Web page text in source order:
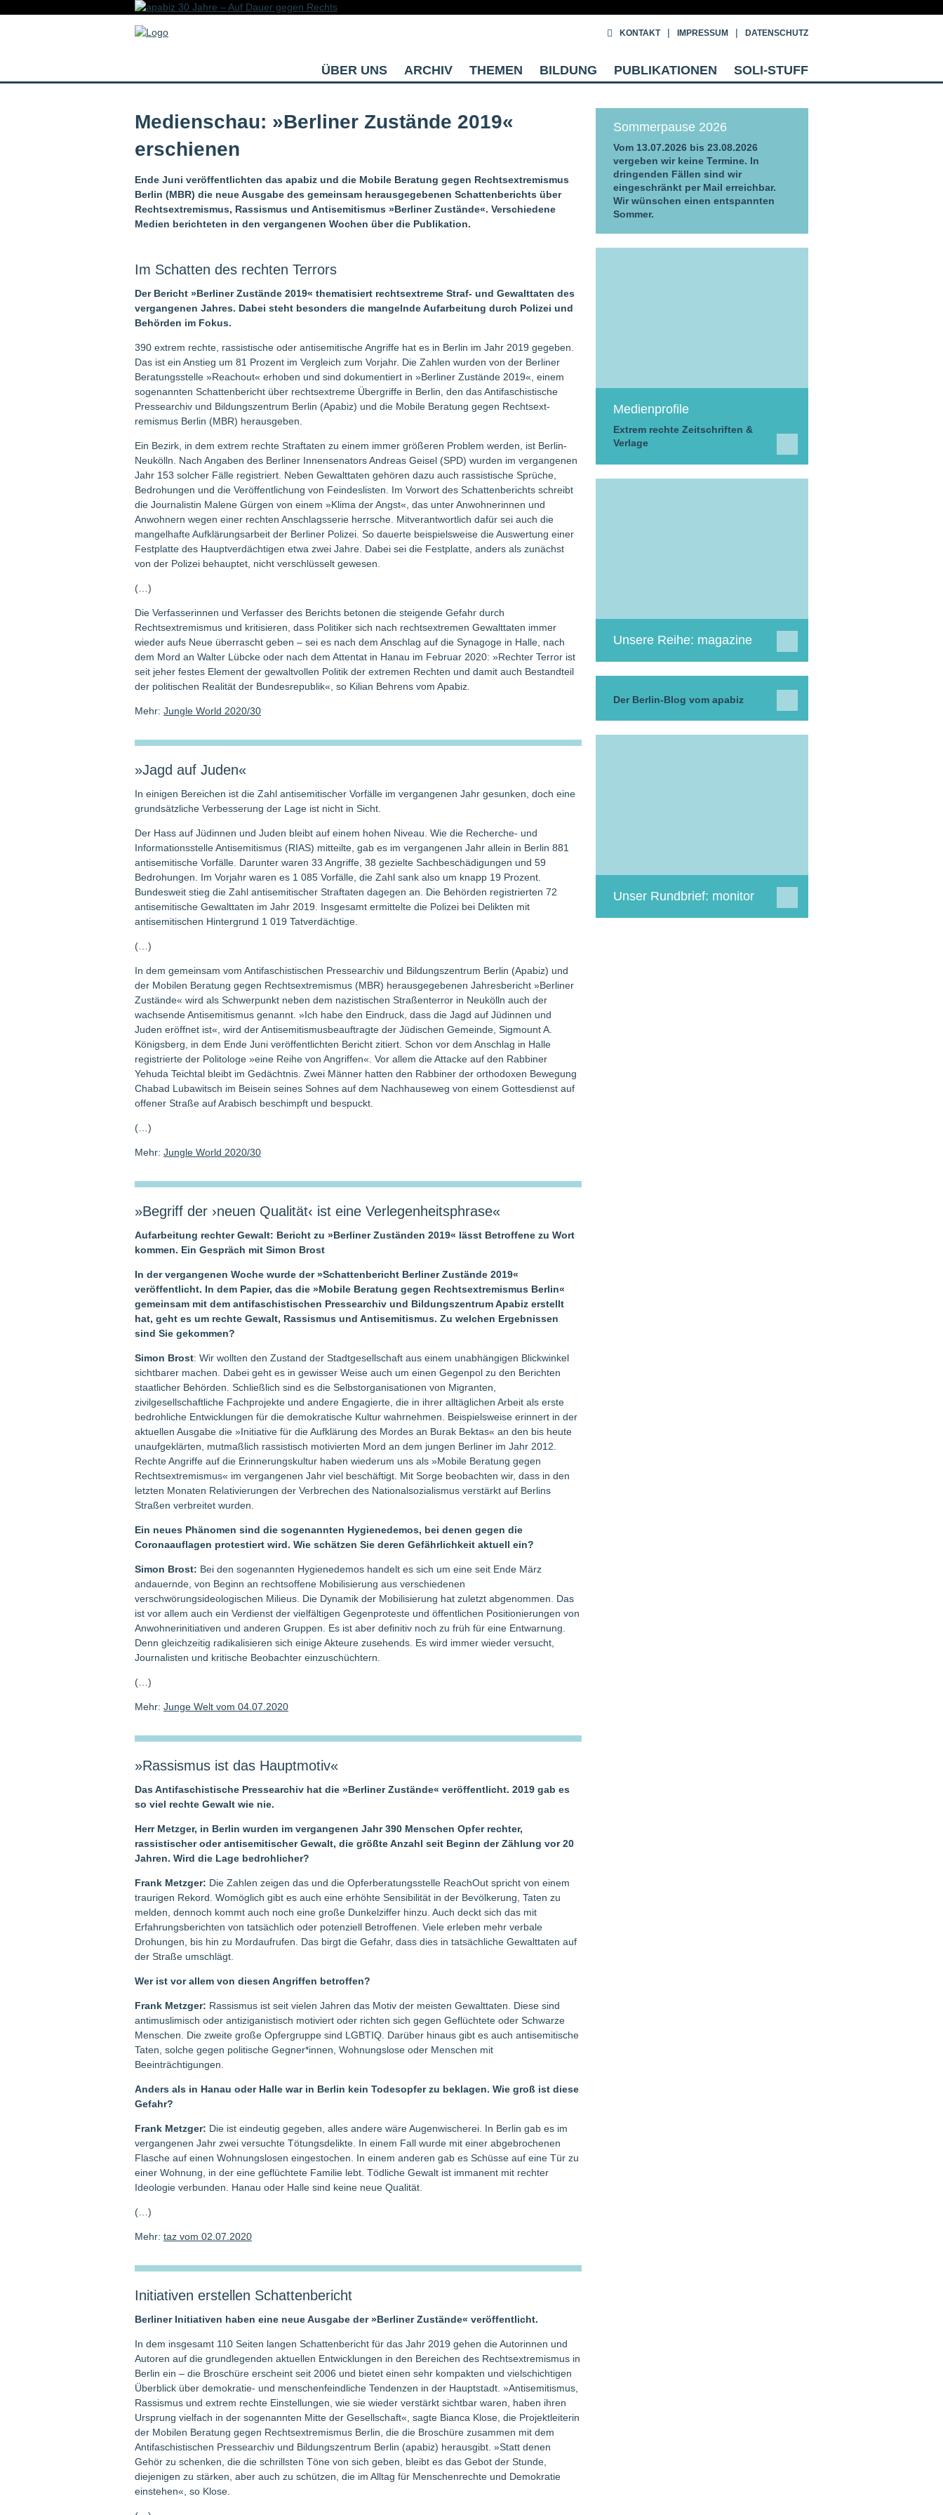
ÜBER UNS ARCHIV THEMEN BILDUNG PUBLIKATIONEN SOLI-STUFF
KONTAKT IMPRESSUM DATENSCHUTZ
Medienschau: »Berliner Zustände 2019«
erschienen
Ende Juni veröffentlichten das apabiz und die Mobile Beratung gegen Rechtsextremismus
Berlin (MBR) die neue Ausgabe des gemeinsam herausgegebenen Schattenberichts über
Rechtsextremismus, Rassismus und Antisemitismus »Berliner Zustände«. Verschiedene
Medien berichteten in den vergangenen Wochen über die Publikation.
Im Schatten des rechten Terrors
Der Bericht »Berliner Zustände 2019« thematisiert rechtsextreme Straf- und Gewalttaten des
vergangenen Jahres. Dabei steht besonders die mangelnde Aufarbeitung durch Polizei und
Behörden im Fokus.
390 extrem rechte, rassistische oder antisemitische Angriffe hat es in Berlin im Jahr 2019 gegeben.
Das ist ein Anstieg um 81 Prozent im Vergleich zum Vorjahr. Die Zahlen wurden von der Berliner
Beratungsstelle »Reachout« erhoben und sind dokumentiert in »Berliner Zustände 2019«, einem
sogenannten Schattenbericht über rechts­extreme Übergriffe in Berlin, den das Antifaschistische
Pressearchiv und ­Bildungszentrum Berlin (Apabiz) und die Mobile Beratung gegen Rechtsext­
remismus Berlin (MBR) herausgeben.
Ein Bezirk, in dem extrem rechte Straftaten zu einem immer größeren Problem werden, ist Berlin-
Neukölln. Nach Angaben des Berliner Innensenators Andreas Geisel (SPD) wurden im vergangenen
Jahr 153 solcher Fälle ­registriert. Neben Gewalttaten gehören dazu auch rassistische Sprüche,
Bedrohungen und die Veröffentlichung von Feindeslisten. Im Vorwort des Schattenberichts schreibt
die Journalistin Malene Gürgen von einem »Klima der Angst«, das unter Anwohnerinnen und
Anwohnern wegen einer rechten Anschlagsserie herrsche. Mitverantwortlich dafür sei auch die
mangelhafte Aufklärungsarbeit der Berliner Polizei. So dauerte beispielsweise die Auswertung einer
Festplatte des Hauptverdächtigen etwa zwei Jahre. Dabei sei die Festplatte, anders als zunächst
von der Polizei behauptet, nicht verschlüsselt gewesen.
(…)
Die Verfasserinnen und Verfasser des Berichts betonen die steigende ­Gefahr durch
Rechtsextremismus und kritisieren, dass Politiker sich nach rechtsextremen Gewalttaten immer
wieder aufs Neue überrascht geben – sei es nach dem Anschlag auf die Synagoge in Halle, nach
dem Mord an Walter Lübcke oder nach dem Attentat in Hanau im Februar 2020: »Rechter Terror ist
seit jeher festes Element der gewaltvollen Politik der extremen Rechten und damit auch Bestandteil
der politischen Realität der Bundes­republik«, so Kilian Behrens vom Apabiz.
Mehr: Jungle World 2020/30
»Jagd auf Juden«
In einigen Bereichen ist die Zahl antisemitischer Vorfälle im vergangenen Jahr gesunken, doch eine
grundsätzliche Verbesserung der Lage ist nicht in Sicht.
Der Hass auf Jüdinnen und Juden bleibt auf einem hohen Niveau. Wie die Recherche- und
Informationsstelle Antisemitismus (RIAS) mitteilte, gab es im vergangenen Jahr allein in Berlin 881
antisemitische Vorfälle. Darunter waren 33 Angriffe, 38 gezielte Sach­beschädigungen und 59
Bedrohungen. Im Vorjahr waren es 1 085 Vorfälle, die Zahl sank also um knapp 19 Prozent.
Bundesweit stieg die Zahl antisemitischer Straftaten dagegen an. Die Behörden registrierten 72
antisemitische Gewalttaten im Jahr 2019. Insgesamt ermittelte die Polizei bei Delikten mit
antisemitischen Hintergrund 1 019 Tatverdächtige.
(…)
In dem gemeinsam vom Antifaschistischen Pressearchiv und Bildungszentrum Berlin (Apabiz) und
der Mobilen Beratung gegen Rechtsextremismus (MBR) herausgegebenen Jahresbericht »Berliner
Zustände« wird als Schwerpunkt neben dem nazistischen Straßenterror in Neukölln auch der
wachsende Antisemitismus genannt. »Ich habe den Eindruck, dass die Jagd auf Jüdinnen und
Juden eröffnet ist«, wird der Antisemitismusbeauftragte der Jüdischen Gemeinde, Sigmount A.
Königsberg, in dem Ende Juni veröffentlichten Bericht zitiert. Schon vor dem Anschlag in Halle
registrierte der Politologe »eine Reihe von Angriffen«. Vor allem die Attacke auf den Rabbiner
Yehuda Teichtal bleibt im Gedächtnis. Zwei Männer hatten den Rabbiner der orthodoxen Bewegung
Chabad Lubawitsch im Beisein seines Sohnes auf dem Nachhauseweg von einem Gottesdienst auf
offener Straße auf Arabisch beschimpft und bespuckt.
(…)
Mehr: Jungle World 2020/30
»Begriff der ›neuen Qualität‹ ist eine Verlegenheitsphrase«
Aufarbeitung rechter Gewalt: Bericht zu »Berliner Zuständen 2019« lässt Betroffene zu Wort
kommen. Ein Gespräch mit Simon Brost
In der vergangenen Woche wurde der »Schattenbericht Berliner Zustände 2019«
veröffentlicht. In dem Papier, das die »Mobile Beratung gegen Rechtsextremismus Berlin«
gemeinsam mit dem antifaschistischen Pressearchiv und Bildungszentrum Apabiz erstellt
hat, geht es um rechte Gewalt, Rassismus und Antisemitismus. Zu welchen Ergebnissen
sind Sie gekommen?
Simon Brost: Wir wollten den Zustand der Stadtgesellschaft aus einem unabhängigen Blickwinkel
sichtbarer machen. Dabei geht es in gewisser Weise auch um einen Gegenpol zu den Berichten
staatlicher Behörden. Schließlich sind es die Selbstorganisationen von Migranten,
zivilgesellschaftliche Fachprojekte und andere Engagierte, die in ihrer alltäglichen Arbeit als erste
bedrohliche Entwicklungen für die demokratische Kultur wahrnehmen. Beispielsweise erinnert in der
aktuellen Ausgabe die »Initiative für die Aufklärung des Mordes an Burak Bektas« an den bis heute
unaufgeklärten, mutmaßlich rassistisch motivierten Mord an dem jungen Berliner im Jahr 2012.
Rechte Angriffe auf die Erinnerungskultur haben wiederum uns als »Mobile Beratung gegen
Rechtsextremismus« im vergangenen Jahr viel beschäftigt. Mit Sorge beobachten wir, dass in den
letzten Monaten Relativierungen der Verbrechen des Nationalsozialismus verstärkt auf Berlins
Straßen verbreitet wurden.
Ein neues Phänomen sind die sogenannten Hygienedemos, bei denen gegen die
Coronaauflagen protestiert wird. Wie schätzen Sie deren Gefährlichkeit aktuell ein?
Simon Brost: Bei den sogenannten Hygienedemos handelt es sich um eine seit Ende März
andauernde, von Beginn an rechtsoffene Mobilisierung aus verschiedenen
verschwörungsideologischen Milieus. Die Dynamik der Mobilisierung hat zuletzt abgenommen. Das
ist vor allem auch ein Verdienst der vielfältigen Gegenproteste und öffentlichen Positionierungen von
Anwohnerinitiativen und anderen Gruppen. Es ist aber definitiv noch zu früh für eine Entwarnung.
Denn gleichzeitig radikalisieren sich einige Akteure zusehends. Es wird immer wieder versucht,
Journalisten und kritische Beobachter einzuschüchtern.
(…)
Mehr: Junge Welt vom 04.07.2020
»Rassismus ist das Hauptmotiv«
Das Antifaschistische Pressearchiv hat die »Berliner Zustände« veröffentlicht. 2019 gab es
so viel rechte Gewalt wie nie.
Herr Metzger, in Berlin wurden im vergangenen Jahr 390 Menschen Opfer rechter,
rassistischer oder antisemitischer Gewalt, die größte Anzahl seit Beginn der Zählung vor 20
Jahren. Wird die Lage bedrohlicher?
Frank Metzger: Die Zahlen zeigen das und die Opferberatungsstelle ReachOut spricht von einem
traurigen Rekord. Womöglich gibt es auch eine erhöhte Sensibilität in der Bevölkerung, Taten zu
melden, dennoch kommt auch noch eine große Dunkelziffer hinzu. Auch deckt sich das mit
Erfahrungsberichten von tatsächlich oder potenziell Betroffenen. Viele erleben mehr verbale
Drohungen, bis hin zu Mordaufrufen. Das birgt die Gefahr, dass dies in tatsächliche Gewalttaten auf
der Straße umschlägt.
Wer ist vor allem von diesen Angriffen betroffen?
Frank Metzger: Rassismus ist seit vielen Jahren das Motiv der meisten Gewalttaten. Diese sind
antimuslimisch oder antiziganistisch motiviert oder richten sich gegen Geflüchtete oder Schwarze
Menschen. Die zweite große Opfergruppe sind LGBTIQ. Darüber hinaus gibt es auch antisemitische
Taten, solche gegen politische Geg­ne­r*in­nen, Wohnungslose oder Menschen mit
Beeinträchtigungen.
Anders als in Hanau oder Halle war in Berlin kein Todesopfer zu beklagen. Wie groß ist diese
Gefahr?
Frank Metzger: Die ist eindeutig gegeben, alles andere wäre Augenwischerei. In Berlin gab es im
vergangenen Jahr zwei versuchte Tötungsdelikte. In einem Fall wurde mit einer abgebrochenen
Flasche auf einen Wohnungslosen eingestochen. In einem anderen gab es Schüsse auf eine Tür zu
einer Wohnung, in der eine geflüchtete Familie lebt. Tödliche Gewalt ist immanent mit rechter
Ideologie verbunden. Hanau oder Halle sind keine neue Qualität.
(…)
Mehr: taz vom 02.07.2020
Initiativen erstellen Schattenbericht
Berliner Initiativen haben eine neue Ausgabe der »Berliner Zustände« veröffentlicht.
In dem insgesamt 110 Seiten langen Schattenbericht für das Jahr 2019 gehen die Autorinnen und
Autoren auf die grundlegenden aktuellen Entwicklungen in den Bereichen des Rechtsextremismus in
Berlin ein – die Broschüre erscheint seit 2006 und bietet einen sehr kompakten und vielschichtigen
Überblick über demokratie- und menschenfeindliche Tendenzen in der Hauptstadt. »Antisemitismus,
Rassismus und extrem rechte Einstellungen, wie sie wieder verstärkt sichtbar waren, haben ihren
Ursprung vielfach in der sogenannten Mitte der Gesellschaft«, sagte Bianca Klose, die Projektleiterin
der Mobilen Beratung gegen Rechtsextremismus Berlin, die die Broschüre zusammen mit dem
Antifaschistischen Pressearchiv und Bildungszentrum Berlin (apabiz) herausgibt. »Statt denen
Gehör zu schenken, die die schrillsten Töne von sich geben, bleibt es das Gebot der Stunde,
diejenigen zu stärken, aber auch zu schützen, die im Alltag für Menschenrechte und Demokratie
einstehen«, so Klose.
Sommerpause 2026
Vom 13.07.2026 bis 23.08.2026
vergeben wir keine Termine. In
dringenden Fällen sind wir
eingeschränkt per Mail erreichbar.
Wir wünschen einen entspannten
Sommer.
Medienprofile
Extrem rechte Zeitschriften &
Verlage
Unsere Reihe: magazine
Der Berlin-Blog vom apabiz
Unser Rundbrief: monitor